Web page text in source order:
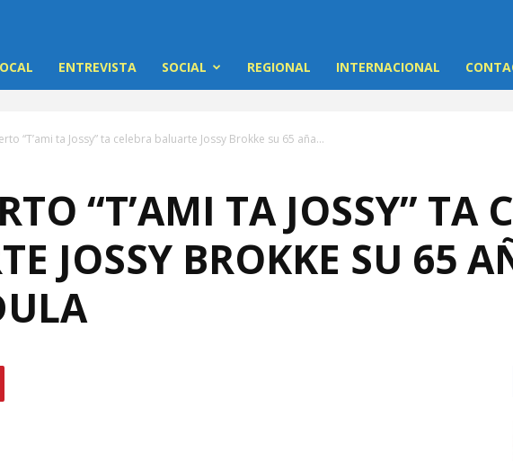
ENTREVISTA SOCIAL REGIONAL INTERNACIONAL
“T’ami ta Jossy” ta celebra baluarte Jossy Brokke su 65 aña...
“T’AMI TA JOSSY” TA
JOSSY BROKKE SU 65